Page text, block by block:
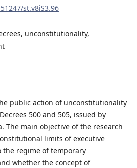
st.v8iS3.96
unconstitutionality,
public action of unconstitutionality
500 and 505, issued by
The main objective of the research
limits of executive
the regime of temporary
whether the concept of